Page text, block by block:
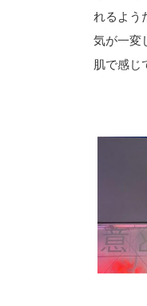
れるよう
気が一変
肌で感じ